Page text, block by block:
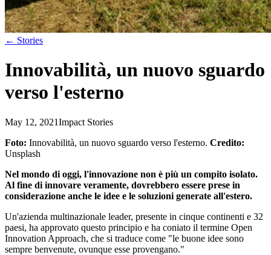
← Stories
Innovabilità, un nuovo sguardo
verso l'esterno
May 12, 2021Impact Stories
Foto: Innovabilità, un nuovo sguardo verso l'esterno. Credito:
Unsplash
Nel mondo di oggi, l'innovazione non è più un compito isolato.
Al fine di innovare veramente, dovrebbero essere prese in
considerazione anche le idee e le soluzioni generate all'estero.
Un'azienda multinazionale leader, presente in cinque continenti e 32
paesi, ha approvato questo principio e ha coniato il termine Open
Innovation Approach, che si traduce come "le buone idee sono
sempre benvenute, ovunque esse provengano."